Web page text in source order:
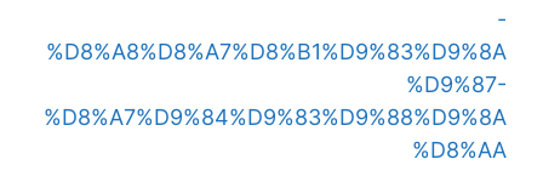
-
%D8%A8%D8%A7%D8%B1%D9%83%D9%8A
%D9%87-
%D8%A7%D9%84%D9%83%D9%88%D9%8A
%D8%AA